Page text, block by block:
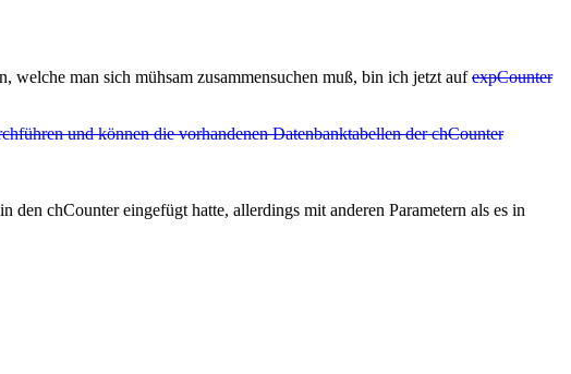
man sich mühsam zusammensuchen muß, bin ich jetzt aufexpCounter
und können die vorhandenen Datenbanktabellen der chCounter
chCounter eingefügt hatte, allerdings mit anderen Parametern als es in